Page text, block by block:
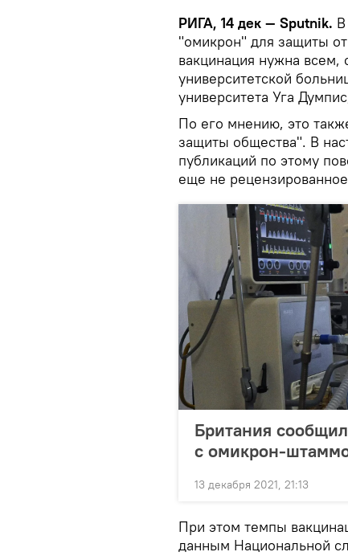
РИГА, 14 дек — Sputnik.
"омикрон" для защиты
вакцинация нужна всем,
университетской
университета Уга
По его мнению, это
защиты общества". В
публикаций по этому
еще не
Британия
с омикрон-
13 декабря 2021, 21:13
При этом темпы
данным Национальной